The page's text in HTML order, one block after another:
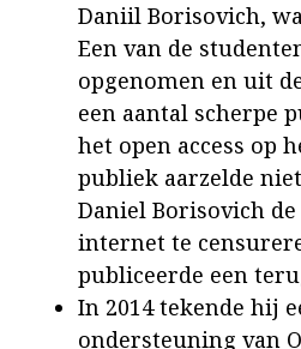
Daniil Borisovich,
Een van de
opgenomen en uit
een aantal scherpe
het open access op
publiek aarzelde
Daniel Borisovich
internet te
publiceerde een
In 2014 tekende hij
ondersteuning van